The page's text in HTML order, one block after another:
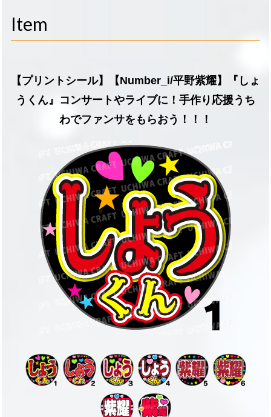
Item
【プリントシール】【Number_i/平野紫耀】『しょ
うくん』コンサートやライブに！手作り応援うち
わでファンサをもらおう！！！